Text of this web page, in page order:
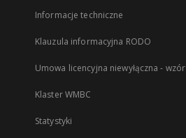
Informacje techniczne
Klauzula informacyjna RODO
Umowa licencyjna niewyłączna - wzór
Klaster WMBC
Statystyki